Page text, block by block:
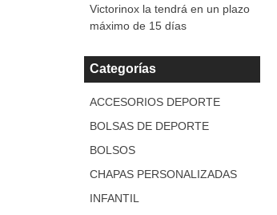
Victorinox la tendrá en un plazo
máximo de 15 días
Categorías
ACCESORIOS DEPORTE
BOLSAS DE DEPORTE
BOLSOS
CHAPAS PERSONALIZADAS
INFANTIL